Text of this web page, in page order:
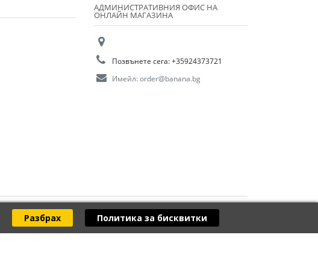
Разбрах Политика за бисквитки
АДМИНИСТРАТИВНИЯ ОФИС НА
ОНЛАЙН МАГАЗИНА
Позвънете сега:+35924373721
Имейл:order@banana.bg